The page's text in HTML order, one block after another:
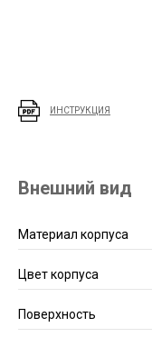
ИНСТРУКЦИЯ
Внешний вид
Материал корпуса
Цвет корпуса
Поверхность